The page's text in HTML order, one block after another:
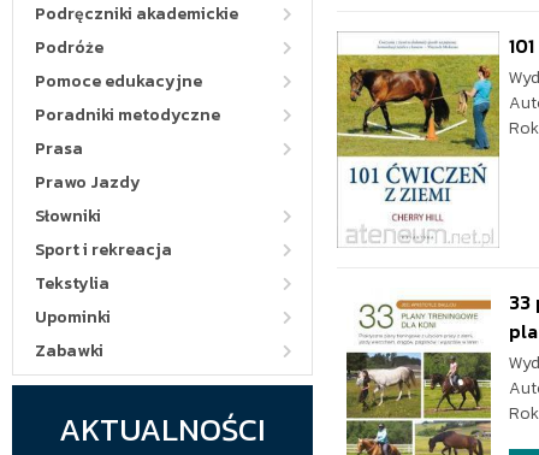
Podręczniki akademickie
Podróże
Pomoce edukacyjne
Poradniki metodyczne
Prasa
Prawo Jazdy
Słowniki
Sport i rekreacja
Tekstylia
Upominki
Zabawki
AKTUALNOŚCI
33